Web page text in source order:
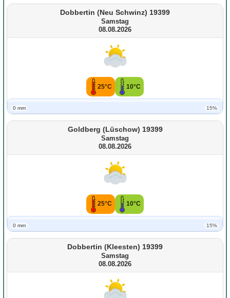
Dobbertin (Neu Schwinz) 19399
Samstag
08.08.2026
25°C 10°C
0 mm 15%
Goldberg (Lüschow) 19399
Samstag
08.08.2026
25°C 10°C
0 mm 15%
Dobbertin (Kleesten) 19399
Samstag
08.08.2026